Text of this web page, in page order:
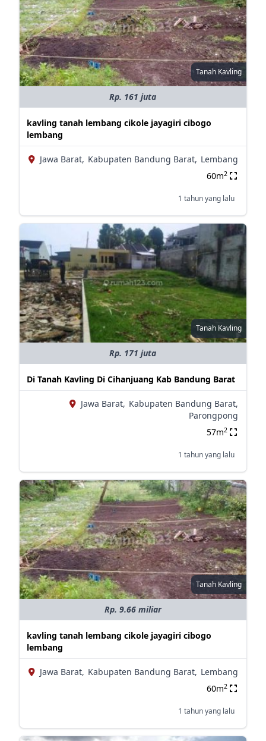
Tanah Kavling
Rp. 161 juta
kavling tanah lembang cikole jayagiri cibogo
lembang
Jawa Barat, Kabupaten Bandung Barat, Lembang
60m2
1 tahun yang lalu
Tanah Kavling
Rp. 171 juta
Di Tanah Kavling Di Cihanjuang Kab Bandung Barat
Jawa Barat, Kabupaten Bandung Barat,
Parongpong
57m2
1 tahun yang lalu
Tanah Kavling
Rp. 9.66 miliar
kavling tanah lembang cikole jayagiri cibogo
lembang
Jawa Barat, Kabupaten Bandung Barat, Lembang
60m2
1 tahun yang lalu